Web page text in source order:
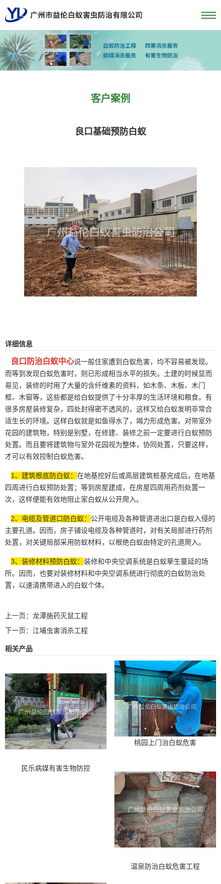
客户案例
良口基础预防白蚁
详细信息
良口防治白蚁中心说一般住家遭到白蚁危害，均不容易被发现。
而等到发现白蚁危害时，则已形成相当水平的损失。土建的时候显而
易见，装修的时用了大量的含纤维素的资料，如木条、木板、木门
框、木窗等，这些都是给白蚁提供了十分丰厚的生活环境和粮食。有
很多房屋装修复杂，四处封得密不透风的，这样又给白蚁发明非常合
适生长的环境。这样白蚁就是如鱼得水了，竭力形成危害。对带室外
花园的建筑物，特别是别墅，在修建、装修之前一定要进行白蚁预防
处置。而且要将建筑物与室外花园视为整体，协同处置，只要这样，
才可以有效控制白蚁危害。
1、建筑根底防白蚁： 在地基挖好后或高层建筑桩基完成后，在地基
四周进行白蚁预防处置；等到房屋建成，在房屋四周用药剂处置一
次，这样便能有效地阻止家白蚁从公开爬入。
2、电缆及管道口防白蚁： 公开电缆及各种管道进出口是白蚁入侵的
主要孔道。因而，房子铺设电缆及各种管道时，对有关局部进行药剂
处置，对关键局部采用防蚁材料，以根绝白蚁由特定的孔道爬入。
3、装修材料预防白蚁： 装修和中央空调系统是白蚁孳生蔓延的场
所。因而，也要对装修材料和中央空调系统进行彻底的白蚁防治处
置，以速清携带进入的白蚁个体。
上一页： 龙潭施药灭鼠工程
下一页： 江埔虫害消杀工程
相关产品
民乐病媒有害生物防控
桃园上门治白蚁危害
温泉防治白蚁危害工程